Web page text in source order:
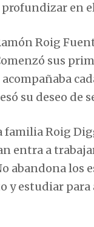
profundizar en
Roig
sus
su deseo de
Roig
entra a
abandona los
estudiar para